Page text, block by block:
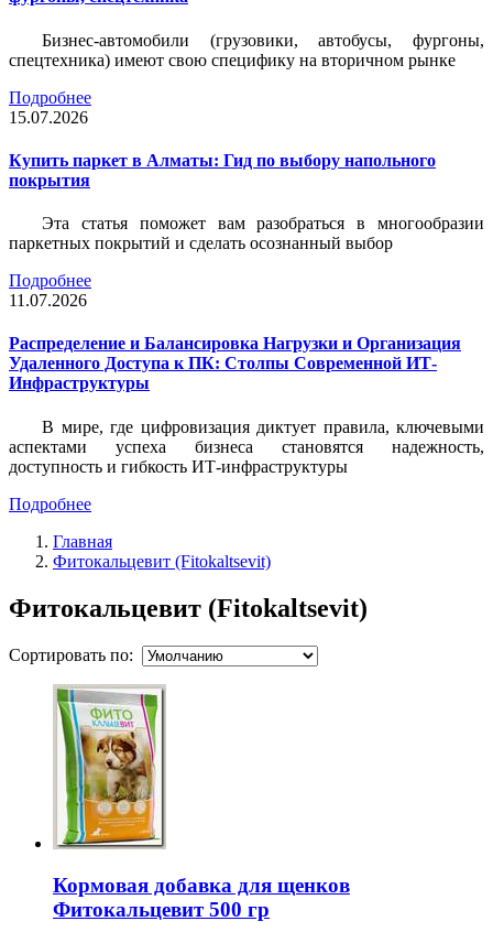
Бизнес-автомобили (грузовики, автобусы, фургоны,
спецтехника) имеют свою специфику на вторичном рынке
Подробнее
15.07.2026
Купить паркет в Алматы: Гид по выбору напольного
покрытия
Эта статья поможет вам разобраться в многообразии
паркетных покрытий и сделать осознанный выбор
Подробнее
11.07.2026
Распределение и Балансировка Нагрузки и Организация
Удаленного Доступа к ПК: Столпы Современной ИТ-
Инфраструктуры
В мире, где цифровизация диктует правила, ключевыми
аспектами успеха бизнеса становятся надежность,
доступность и гибкость ИТ-инфраструктуры
Подробнее
Главная
Фитокальцевит (Fitokaltsevit)
Фитокальцевит (Fitokaltsevit)
Сортировать по:
Кормовая добавка для щенков
Фитокальцевит 500 гр